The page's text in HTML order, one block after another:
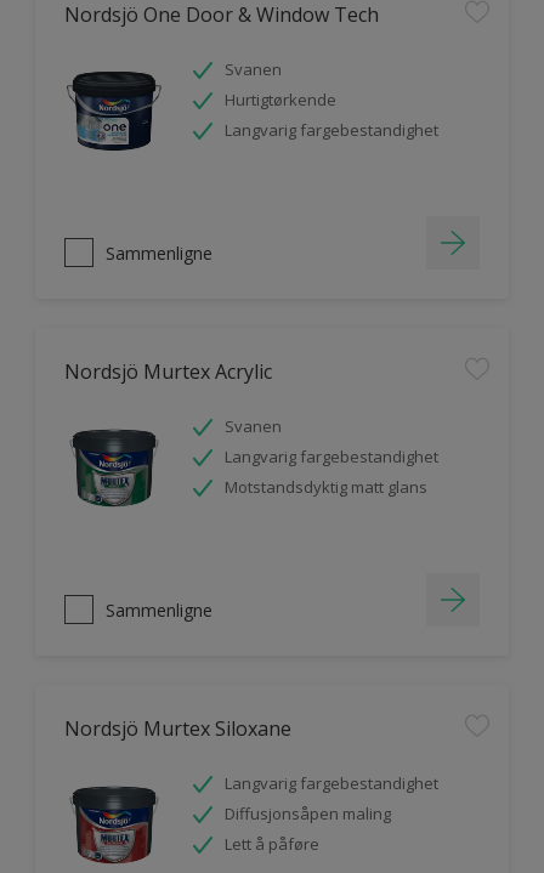
Nordsjö One Door & Window Tech
Svanen
Hurtigtørkende
Langvarig fargebestandighet
Sammenligne
Nordsjö Murtex Acrylic
Svanen
Langvarig fargebestandighet
Motstandsdyktig matt glans
Sammenligne
Nordsjö Murtex Siloxane
Langvarig fargebestandighet
Diffusjonsåpen maling
Lett å påføre